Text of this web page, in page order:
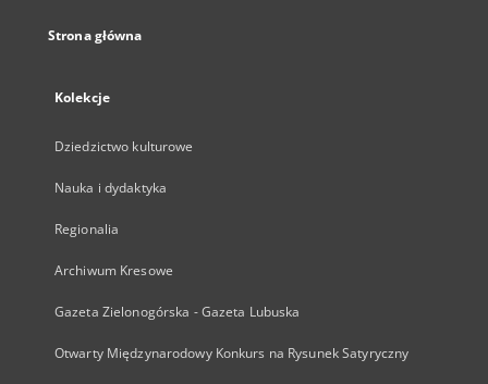
Strona główna
Kolekcje
Dziedzictwo kulturowe
Nauka i dydaktyka
Regionalia
Archiwum Kresowe
Gazeta Zielonogórska - Gazeta Lubuska
Otwarty Międzynarodowy Konkurs na Rysunek Satyryczny